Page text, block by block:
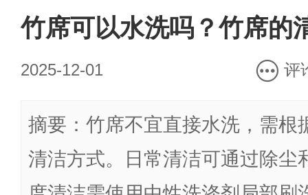
竹席可以水洗吗？竹席的
2025-12-01 评
摘要：竹席不宜直接水洗，需根
清洁方式。日常清洁可通过除尘